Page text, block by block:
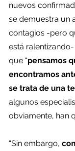
nuevos
se demuestra un
contagios -pero
está
que “pensamos
encontramos
se trata de una
algunos
obviamente, han
“Sin embargo,